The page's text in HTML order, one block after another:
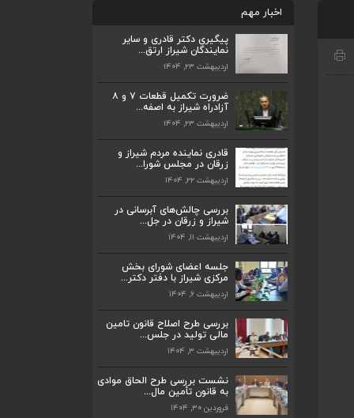
اخبار مهم
پیگیری دکتر قادری و سایر
نمایندگان شیراز ارتق...
اردیبهشت ۲۳, ۱۴۰۴
ضرورت تکمیل قطعات ۷ و ۸
آزادراه شیراز به اصفه...
اردیبهشت ۲۳, ۱۴۰۴
قادری نماینده مردم شیراز و
زرقان در مجلس شورا...
اردیبهشت ۲۲, ۱۴۰۴
بررسی چالش‌های آبرسانی در
شیراز و زرقان در جل...
اردیبهشت ۱۱, ۱۴۰۴
جلسه اعضای شورای بخش
مرکزی شیراز با دفتر دکتر...
اردیبهشت ۶, ۱۴۰۴
بررسی طرح اصلاح قانون تامین
مالی تولید در جلس...
اردیبهشت ۳, ۱۴۰۴
نشست بررسی طرح الحاق موادی
به قانون تأمین مال...
فروردین ۳۰, ۱۴۰۴
اردیبهشت ۲۳, ۱۴۰۴
قادری نماینده مردم شیراز و زرقان در مجلس
اردیبهشت ۲۲, ۱۴۰۴
بررسی چالش‌های آبرسانی در شیراز و زرقان
اردیبهشت ۱۱, ۱۴۰۴
دفتر دکتر...
اردیبهشت ۶, ۱۴۰۴
ارتق...
اردیبهشت ۲۳, ۱۴۰۴